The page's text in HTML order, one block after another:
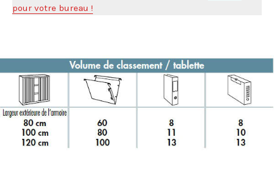
pour votre bureau !